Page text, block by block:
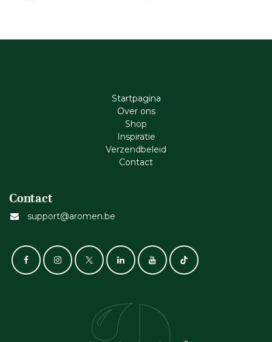
Startpagina
Ove​r​ ons
Shop
Inspiratie
Verzendbeleid
Cont​act
Contact
support@aromen.be